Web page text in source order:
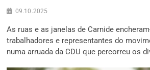
09.10.2025
As ruas e as janelas de Carnide
trabalhadores e representantes do
numa arruada da CDU que percorreu os